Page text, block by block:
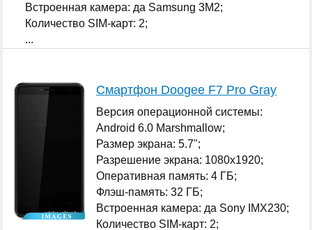
Встроенная камера: да Samsung 3M2;
Количество SIM-карт: 2;
...
Смартфон Doogee F7 Pro Gray
Версия операционной системы:
Android 6.0 Marshmallow;
Размер экрана: 5.7";
Разрешение экрана: 1080x1920;
Оперативная память: 4 ГБ;
Флэш-память: 32 ГБ;
Встроенная камера: да Sony IMX230;
Количество SIM-карт: 2;